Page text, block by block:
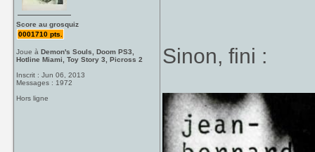
Score au grosquiz
0001710 pts.
Joue àDemon's Souls, Doom PS3,
Hotline Miami, Toy Story 3, Picross 2
Inscrit : Jun 06, 2013
Messages : 1972
Hors ligne
Sinon, fini :